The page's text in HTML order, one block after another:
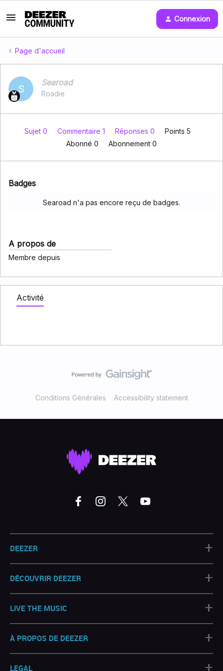
Connexion
Page d'accueil
S
Searoad
Roadie
Sujet 0 Commentaire 1 Réponses 0
Points 5
Abonné 0 Abonnement 0
Badges
Searoad n'a pas encore reçu de badges.
A propos de
Membre depuis
Activité
Conditions Générales Accessibility statement
DEEZER +
DÉCOUVRIR DEEZER +
LIVE THE MUSIC +
À PROPOS DE DEEZER +
LEGAL +